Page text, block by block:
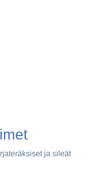
ja sileät